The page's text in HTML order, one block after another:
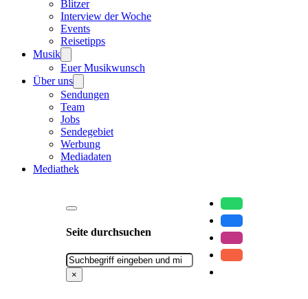
Blitzer
Interview der Woche
Events
Reisetipps
Musik
Euer Musikwunsch
Über uns
Sendungen
Team
Jobs
Sendegebiet
Werbung
Mediadaten
Mediathek
Seite durchsuchen
Suchen
×